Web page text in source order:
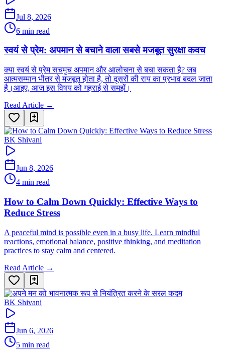
Jul 8, 2026
6 min read
स्वयं से प्रेम: अपमान से बचाने वाला सबसे मजबूत सुरक्षा कवच
क्या स्वयं से प्रेम सचमुच अपमान और आलोचना से बचा सकता है? जब
आत्मसम्मान भीतर से मजबूत होता है, तो दूसरों की राय का प्रभाव बदल जाता
है।आइए, आज इस विषय को गहराई से समझें।
Read Article →
BK Shivani
Jun 8, 2026
4 min read
How to Calm Down Quickly: Effective Ways to
Reduce Stress
A peaceful mind is possible even in a busy life. Learn mindful
reactions, emotional balance, positive thinking, and meditation
practices to stay calm and centered.
Read Article →
BK Shivani
Jun 6, 2026
5 min read